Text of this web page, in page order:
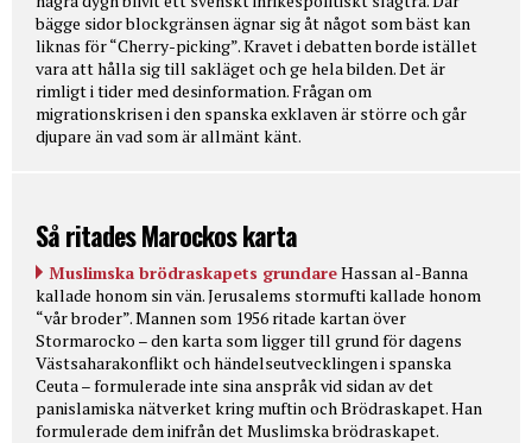
bägge sidor blockgränsen ägnar sig åt något som bäst kan
liknas för “Cherry-picking”. Kravet i debatten borde istället
vara att hålla sig till sakläget och ge hela bilden. Det är
rimligt i tider med desinformation. Frågan om
migrationskrisen i den spanska exklaven är större och går
djupare än vad som är allmänt känt.
Så ritades Marockos karta
Muslimska brödraskapets grundareHassan al-Banna
kallade honom sin vän. Jerusalems stormufti kallade honom
“vår broder”. Mannen som 1956 ritade kartan över
Stormarocko – den karta som ligger till grund för dagens
Västsaharakonflikt och händelseutvecklingen i spanska
Ceuta – formulerade inte sina anspråk vid sidan av det
panislamiska nätverket kring muftin och Brödraskapet. Han
formulerade dem inifrån det Muslimska brödraskapet.